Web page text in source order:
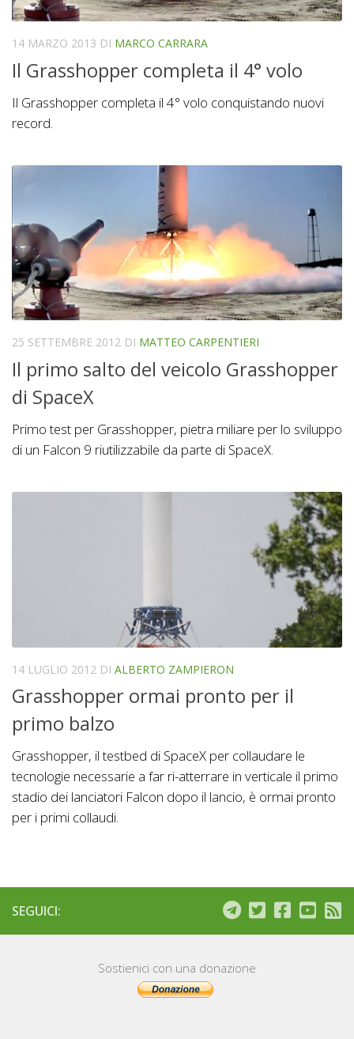
14 MARZO 2013 DI MARCO CARRARA
Il Grasshopper completa il 4° volo
Il Grasshopper completa il 4° volo conquistando nuovi
record.
25 SETTEMBRE 2012 DI MATTEO CARPENTIERI
Il primo salto del veicolo Grasshopper
di SpaceX
Primo test per Grasshopper, pietra miliare per lo sviluppo
di un Falcon 9 riutilizzabile da parte di SpaceX.
14 LUGLIO 2012 DI ALBERTO ZAMPIERON
Grasshopper ormai pronto per il
primo balzo
Grasshopper, il testbed di SpaceX per collaudare le
tecnologie necessarie a far ri-atterrare in verticale il primo
stadio dei lanciatori Falcon dopo il lancio, è ormai pronto
per i primi collaudi.
SEGUICI:
Sostienici con una donazione